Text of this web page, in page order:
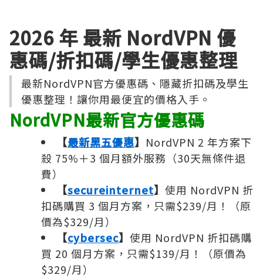
2026 年 最新 NordVPN 優
惠碼/折扣碼/學生優惠整理
最新NordVPN官方優惠碼、隱藏折扣碼及學生
優惠整理！讓你用最便宜的價格入手。
NordVPN最新官方優惠碼
【最新黑五優惠】 NordVPN 2 年方案下
殺 75%＋3 個月額外服務（30天無條件退
費）
【secureinternet】 使用 NordVPN 折
扣碼購買 3 個月方案，只需$239/月！（原
價為$329/月）
【cybersec】 使用 NordVPN 折扣碼購
買 20 個月方案，只需$139/月！（原價為
$329/月）